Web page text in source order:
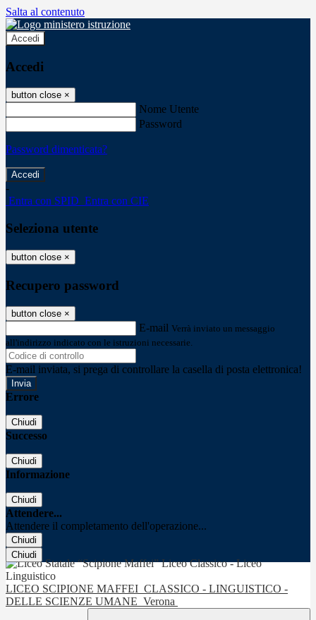
Salta al contenuto
Accedi
Accedi
button close ×
Nome Utente
Password
Password dimenticata?
-
Entra con SPID Entra con CIE
Seleziona utente
button close ×
Recupero password
button close ×
E-mail Verrà inviato un messaggio
all'indirizzo indicato con le istruzioni necessarie.
E-mail inviata, si prega di controllare la casella di posta elettronica!
Errore
Chiudi
Successo
Chiudi
Informazione
Chiudi
Attendere...
Attendere il completamento dell'operazione...
Chiudi
Chiudi
LICEO SCIPIONE MAFFEI CLASSICO - LINGUISTICO -
DELLE SCIENZE UMANE Verona